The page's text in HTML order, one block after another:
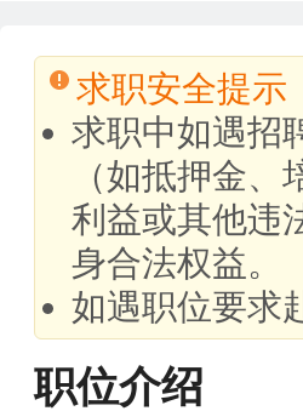
求职安全提示
求职中如遇招
（如抵押金
利益或其他违
身合法权益。
如遇职位要求
职位介绍